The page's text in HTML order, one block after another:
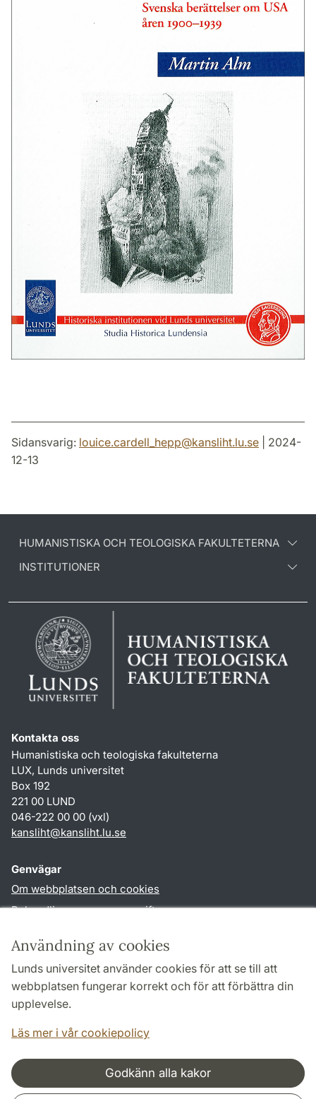
Användning av cookies
Lunds universitet använder cookies för att se till att
webbplatsen fungerar korrekt och för att förbättra din
upplevelse.
Läs mer i vår cookiepolicy
Godkänn alla kakor
Sidansvarig: louice.cardell_hepp@kansliht.lu.se | 2024-
12-13
HUMANISTISKA OCH TEOLOGISKA FAKULTETERNA
INSTITUTIONER
Kontakta oss
Humanistiska och teologiska fakulteterna
LUX, Lunds universitet
Box 192
221 00 LUND
046-222 00 00 (vxl)
kansliht@kansliht.lu.se
Genvägar
Om webbplatsen och cookies
Behandling av personuppgifter
TYPO3-login
Följ oss i sociala medier
Samarbeten och nätverk